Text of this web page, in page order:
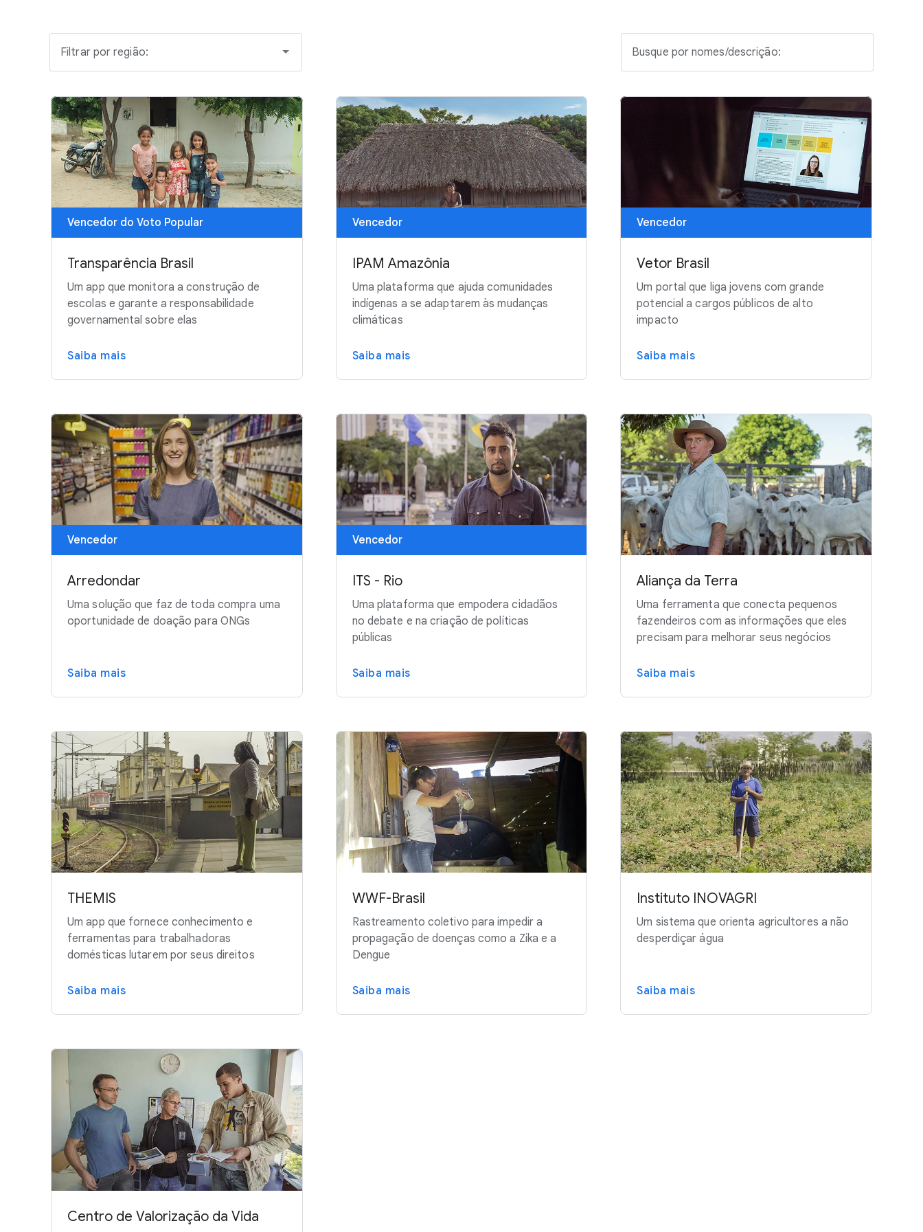
Filtrar por região: Busque por nomes/descrição:
Vencedor do Voto Popular
Transparência Brasil
Um app que monitora a construção de
escolas e garante a responsabilidade
governamental sobre elas
Saiba mais
Vencedor
IPAM Amazônia
Uma plataforma que ajuda comunidades
indígenas a se adaptarem às mudanças
climáticas
Saiba mais
Vencedor
Vetor Brasil
Um portal que liga jovens com grande
potencial a cargos públicos de alto
impacto
Saiba mais
Vencedor
Arredondar
Uma solução que faz de toda compra uma
oportunidade de doação para ONGs
Saiba mais
Vencedor
ITS - Rio
Uma plataforma que empodera cidadãos
no debate e na criação de políticas
públicas
Saiba mais
Aliança da Terra
Uma ferramenta que conecta pequenos
fazendeiros com as informações que eles
precisam para melhorar seus negócios
Saiba mais
THEMIS
Um app que fornece conhecimento e
ferramentas para trabalhadoras
domésticas lutarem por seus direitos
Saiba mais
WWF-Brasil
Rastreamento coletivo para impedir a
propagação de doenças como a Zika e a
Dengue
Saiba mais
Instituto INOVAGRI
Um sistema que orienta agricultores a não
desperdiçar água
Saiba mais
Centro de Valorização da Vida